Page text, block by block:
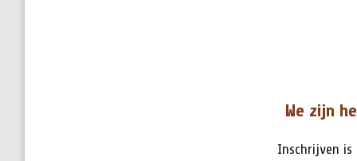
We zijn
Inschrijven